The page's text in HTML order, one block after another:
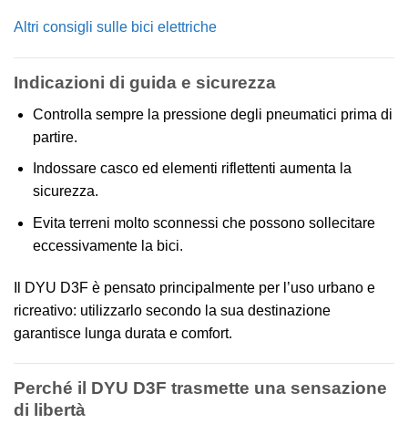
Altri consigli sulle bici elettriche
Indicazioni di guida e sicurezza
Controlla sempre la pressione degli pneumatici prima di
partire.
Indossare casco ed elementi riflettenti aumenta la
sicurezza.
Evita terreni molto sconnessi che possono sollecitare
eccessivamente la bici.
Il DYU D3F è pensato principalmente per l’uso urbano e
ricreativo: utilizzarlo secondo la sua destinazione
garantisce lunga durata e comfort.
Perché il DYU D3F trasmette una sensazione
di libertà